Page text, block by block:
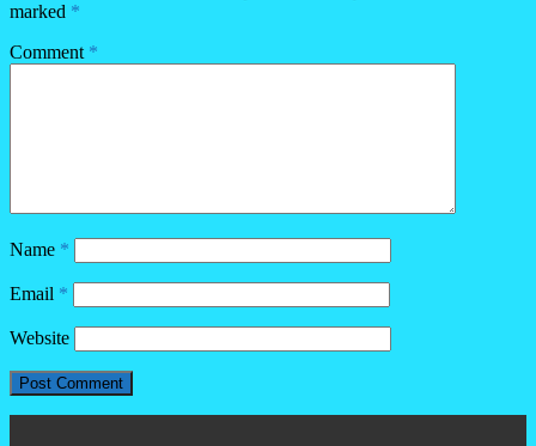
marked *
Comment *
Name *
Email *
Website